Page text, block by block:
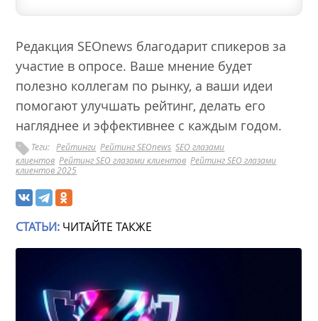
Редакция SEOnews благодарит спикеров за
участие в опросе. Ваше мнение будет
полезно коллегам по рынку, а ваши идеи
помогают улучшать рейтинг, делать его
нагляднее и эффективнее с каждым годом.
Теги: Рейтинги Рейтинг SEOnews SEO глазами
клиентов Рейтинг SEO глазами клиентов Рейтинг SEO глазами
клиентов 2025
СТАТЬИ: ЧИТАЙТЕ ТАКЖЕ